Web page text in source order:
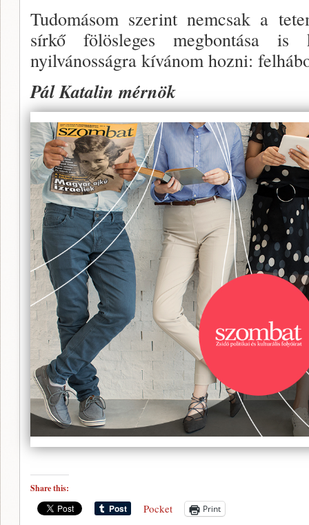
Tudomásom szerint nemcsak a
sírkő fölös­leges megbontása is
nyilvánosságra kívánom hozni:
Pál Katalin mérnök
Share this:
Pocket Print